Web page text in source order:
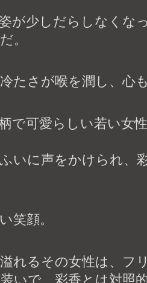
が少しだらしなくな
。
たさが喉を潤し、心
で可愛らしい若い女
いに声をかけられ、
笑顔。
れるその女性は、フ
いで、彩香とは対照